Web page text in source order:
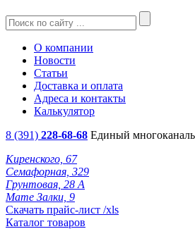
О компании
Новости
Статьи
Доставка и оплата
Адреса и контакты
Калькулятор
8 (391) 228-68-68 Единый
Киренского, 67
Семафорная, 329
Грунтовая, 28 А
Мате Залки, 9
Скачать прайс-лист /xls
Каталог товаров